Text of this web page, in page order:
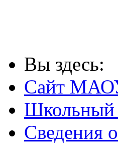
Вы здесь:
Сайт
Школьный
Сведения